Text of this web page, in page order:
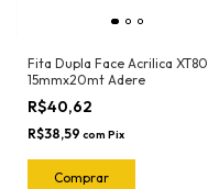
Fita Dupla Face Acrilica XT80
15mmx20mt Adere
R$40,62
R$38,59 com Pix